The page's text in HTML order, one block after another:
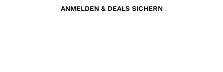
ANMELDEN & DEALS SICHERN